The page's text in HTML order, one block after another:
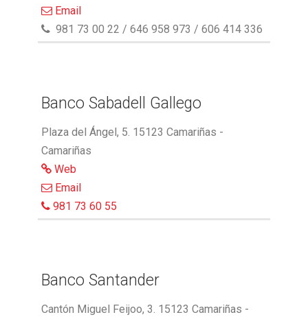
Email
981 73 00 22 / 646 958 973 / 606 414 336
Banco Sabadell Gallego
Plaza del Ángel, 5. 15123 Camariñas -
Camariñas
Web
Email
981 73 60 55
Banco Santander
Cantón Miguel Feijoo, 3. 15123 Camariñas -